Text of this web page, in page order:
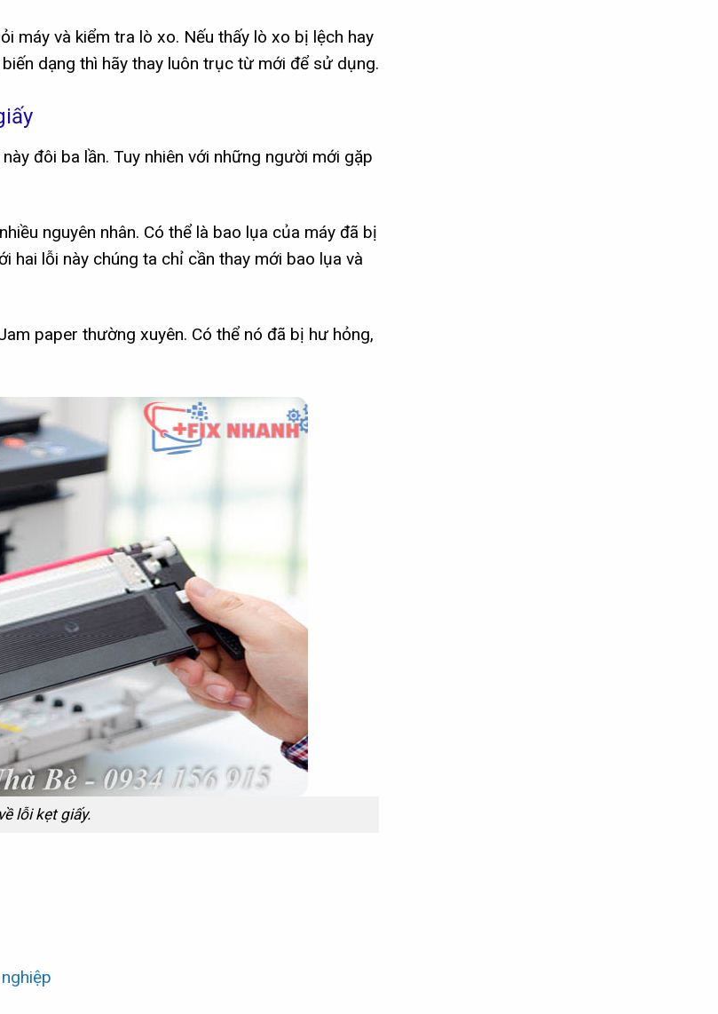
máy và kiểm tra lò xo. Nếu thấy lò xo bị lệch hay
dạng thì hãy thay luôn trục từ mới để sử dụng.
đôi ba lần. Tuy nhiên với những người mới gặp
nguyên nhân. Có thể là bao lụa của máy đã bị
hai lỗi này chúng ta chỉ cần thay mới bao lụa và
paper thường xuyên. Có thể nó đã bị hư hỏng,
lỗi kẹt giấy.